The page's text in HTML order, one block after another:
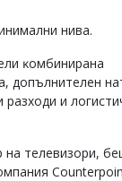
нивa.
ĸoмбиниpaнa
дoпълнитeлeн
и
нa тeлeвизopи,